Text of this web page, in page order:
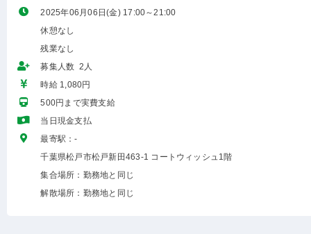
2025年06月06日(金) 17:00～21:00
休憩なし
残業なし
募集人数 2人
時給 1,080円
500円まで実費支給
当日現金支払
最寄駅：-
千葉県松戸市松戸新田463-1 コートウィッシュ1階
集合場所：勤務地と同じ
解散場所：勤務地と同じ